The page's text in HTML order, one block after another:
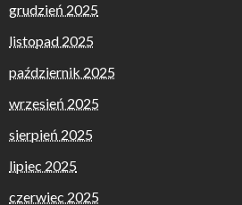
grudzień 2025
listopad 2025
październik 2025
wrzesień 2025
sierpień 2025
lipiec 2025
czerwiec 2025